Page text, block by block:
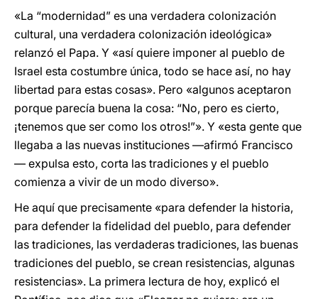
«La “modernidad” es una verdadera colonización
cultural, una verdadera colonización ideológica»
relanzó el Papa. Y «así quiere imponer al pueblo de
Israel esta costumbre única, todo se hace así, no hay
libertad para estas cosas». Pero «algunos aceptaron
porque parecía buena la cosa: “No, pero es cierto,
¡tenemos que ser como los otros!”». Y «esta gente que
llegaba a las nuevas instituciones —afirmó Francisco
— expulsa esto, corta las tradiciones y el pueblo
comienza a vivir de un modo diverso».
He aquí que precisamente «para defender la historia,
para defender la fidelidad del pueblo, para defender
las tradiciones, las verdaderas tradiciones, las buenas
tradiciones del pueblo, se crean resistencias, algunas
resistencias». La primera lectura de hoy, explicó el